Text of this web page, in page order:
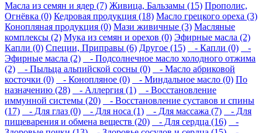
Масла из семян и ядер (7) Живица, Бальзамы (15) Прополис,
Огнёвка (0) Кедровая продукция (18) Масло грецкого ореха (3)
Конопляная продукция (0) Мази живичные (3) Масляные
комплексы (2) Мука из семян и орехов (0) Эфирные масла (2)
Капли (0) Специи, Приправы (6) Другое (15) - Капли (0)
-
Эфирные масла (2)
- Подсолнечное масло холодного отжима
(2)
- Пыльца альпийской сосны (0)
- Масло абриковой
косточки (0)
- Конопляное (0) - Миндальное масло (0) По
назначению (28)
- Аллергия (1)
- Восстановление
иммунной системы (20)
- Восстановление суставов и спины
(17)
- Для глаз (0) - Для носа (1) - Для массажа (7)
- Для
пищеварения и обмена веществ (20)
- Для сердца (16)
-